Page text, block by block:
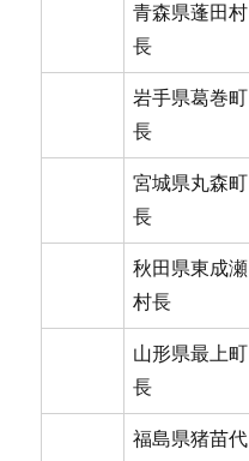
青森県蓬田村
長
岩手県葛巻町
長
宮城県丸森町
長
秋田県東成瀬
村長
山形県最上町
長
福島県猪苗代